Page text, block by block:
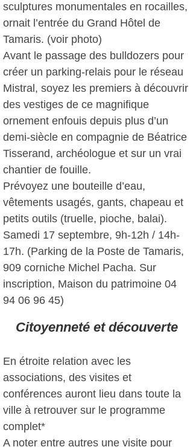
sculptures monumentales en rocailles,
ornait l’entrée du Grand Hôtel de
Tamaris. (voir photo)
Avant le passage des bulldozers pour
créer un parking-relais pour le réseau
Mistral, soyez les premiers à découvrir
des vestiges de ce magnifique
ornement enfouis depuis plus d’un
demi-siècle en compagnie de Béatrice
Tisserand, archéologue et sur un vrai
chantier de fouille.
Prévoyez une bouteille d’eau,
vêtements usagés, gants, chapeau et
petits outils (truelle, pioche, balai).
Samedi 17 septembre, 9h-12h / 14h-
17h. (Parking de la Poste de Tamaris,
909 corniche Michel Pacha. Sur
inscription, Maison du patrimoine 04
94 06 96 45)
Citoyenneté et découverte
En étroite relation avec les
associations, des visites et
conférences auront lieu dans toute la
ville à retrouver sur le programme
complet*
A noter entre autres une visite pour